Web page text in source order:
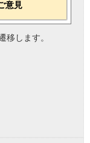
意見
移します。